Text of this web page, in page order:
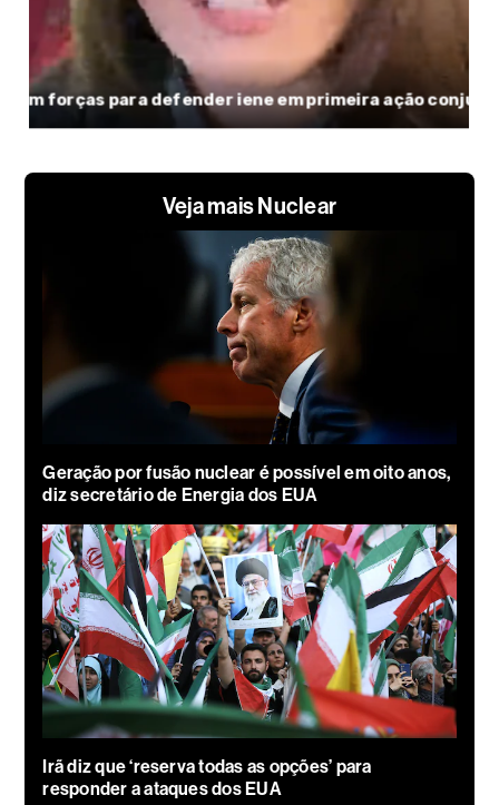
Veja mais Nuclear
Geração por fusão nuclear é possível em oito anos,
diz secretário de Energia dos EUA
Irã diz que ‘reserva todas as opções’ para
responder a ataques dos EUA